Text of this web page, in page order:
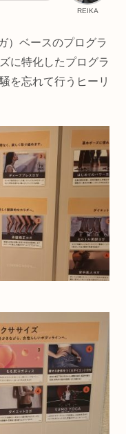
REIKA
）ベースのプログラ
に特化したプログラ
を忘れて行うヒーリ